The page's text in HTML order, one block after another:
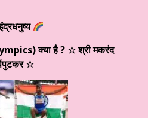
क्या है ? ☆ श्री मकरंद
☆